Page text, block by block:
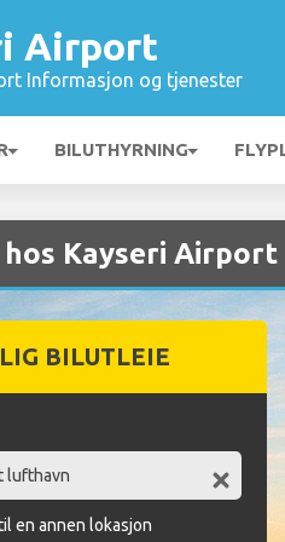
Airport
Informasjon og tjenester
BILUTHYRNING
Kayseri Airport
BILUTLEIE
en annen lokasjon